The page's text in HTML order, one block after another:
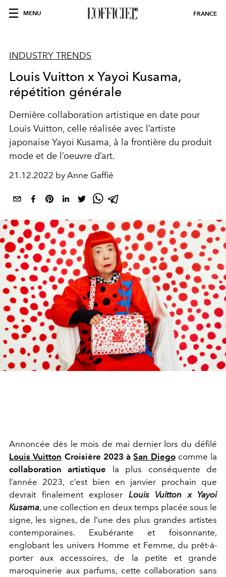
MENU FRANCE
INDUSTRY TRENDS
Louis Vuitton x Yayoi Kusama,
répétition générale
Dernière collaboration artistique en date pour
Louis Vuitton, celle réalisée avec l’artiste
japonaise Yayoi Kusama, à la frontière du produit
mode et de l’oeuvre d’art.
21.12.2022 by Anne Gaffié
Annoncée dès le mois de mai dernier lors du défilé
Louis Vuitton Croisière 2023 àSan Diegocomme la
collaboration artistique la plus conséquente de
l’année 2023, c’est bien en janvier prochain que
devrait finalement exploser Louis Vuitton x Yayoi
Kusama, une collection en deux temps placée sous le
signe, les signes, de l’une des plus grandes artistes
contemporaines. Exubérante et foisonnante,
englobant les univers Homme et Femme, du prêt-à-
porter aux accessoires, de la petite et grande
maroquinerie aux parfums, cette collaboration sans